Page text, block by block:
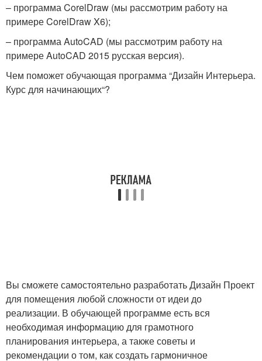
– программа CorelDraw (мы рассмотрим работу на
примере CorelDraw X6);
– программа AutoCAD (мы рассмотрим работу на
примере AutoCAD 2015 русская версия).
Чем поможет обучающая программа “Дизайн Интерьера.
Курс для начинающих“?
Вы сможете самостоятельно разработать Дизайн Проект
для помещения любой сложности от идеи до
реализации. В обучающей программе есть вся
необходимая информацию для грамотного
планирования интерьера, а также советы и
рекомендации о том, как создать гармоничное